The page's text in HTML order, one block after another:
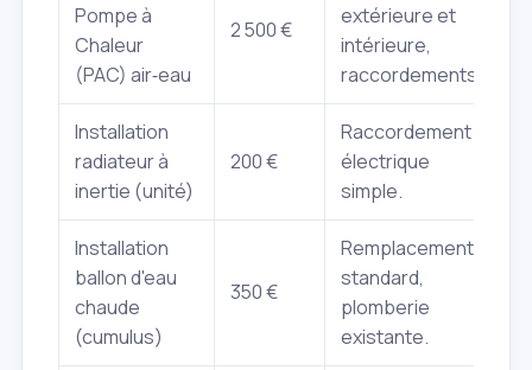
Pompe à
Chaleur
(PAC) air‑eau
2 500 €
extérieure et
intérieure,
raccordements.
Installation
radiateur à
inertie (unité)
200 €
Raccordement
électrique
simple.
Installation
ballon d'eau
chaude
(cumulus)
350 €
Remplacement
standard,
plomberie
existante.